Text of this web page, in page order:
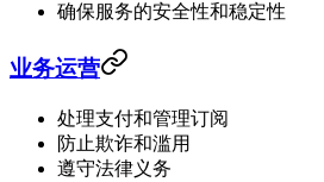
确保服务的安全性和稳定性
业务运营
处理支付和管理订阅
防止欺诈和滥用
遵守法律义务